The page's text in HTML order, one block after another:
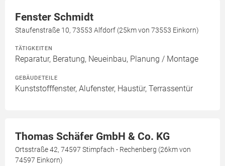
Fenster Schmidt
Staufenstraße 10, 73553 Alfdorf (25km von 73553 Einkorn)
TÄTIGKEITEN
Reparatur, Beratung, Neueinbau, Planung / Montage
GEBÄUDETEILE
Kunststofffenster, Alufenster, Haustür, Terrassentür
Thomas Schäfer GmbH & Co. KG
Ortsstraße 42, 74597 Stimpfach - Rechenberg (26km von
74597 Einkorn)